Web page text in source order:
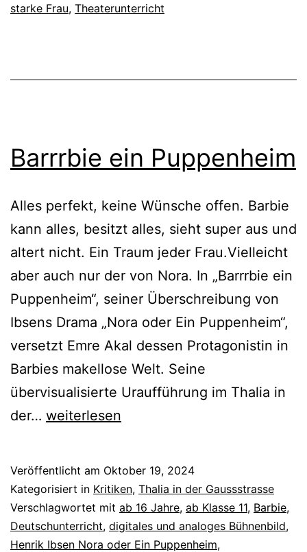
starke Frau, Theaterunterricht
Barrrbie ein Puppenheim
Alles perfekt, keine Wünsche offen. Barbie
kann alles, besitzt alles, sieht super aus und
altert nicht. Ein Traum jeder Frau.Vielleicht
aber auch nur der von Nora. In „Barrrbie ein
Puppenheim“, seiner Überschreibung von
Ibsens Drama „Nora oder Ein Puppenheim“,
versetzt Emre Akal dessen Protagonistin in
Barbies makellose Welt. Seine
übervisualisierte Uraufführung im Thalia in
der… Barrrbie
weiterlesen
Veröffentlicht am Oktober 19, 2024
Kategorisiert in Kritiken, Thalia in der Gaussstrasse
Verschlagwortet mit ab 16 Jahre, ab Klasse 11, Barbie,
Deutschunterricht, digitales und analoges Bühnenbild,
Henrik Ibsen Nora oder Ein Puppenheim,